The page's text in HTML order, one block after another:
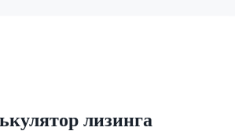
лизинга